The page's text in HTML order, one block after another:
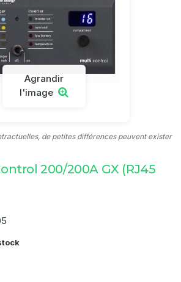
Agrandir
l'image
de petites différences peuvent exister
200/200A GX (RJ45